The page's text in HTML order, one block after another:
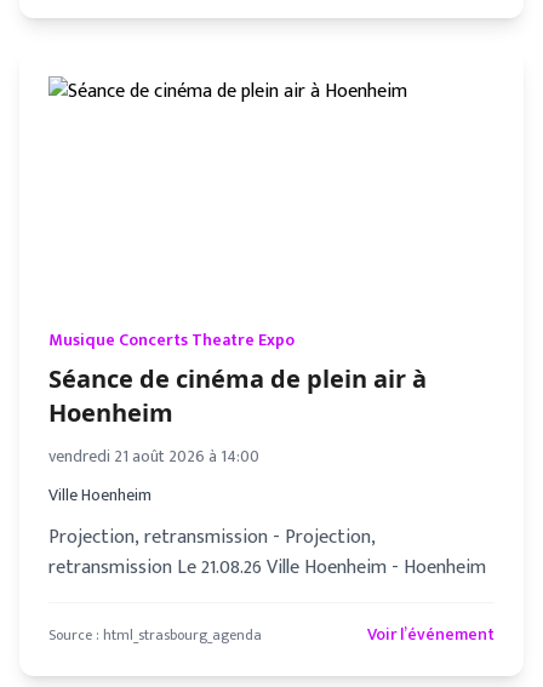
Musique Concerts Theatre Expo
Séance de cinéma de plein air à
Hoenheim
vendredi 21 août 2026 à 14:00
Ville Hoenheim
Projection, retransmission - Projection,
retransmission Le 21.08.26 Ville Hoenheim - Hoenheim
Source : html_strasbourg_agenda Voir l’événement